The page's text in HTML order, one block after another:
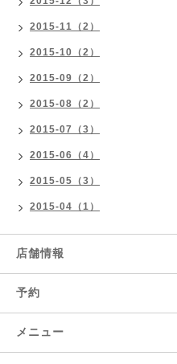
2015-11（2）
2015-10（2）
2015-09（2）
2015-08（2）
2015-07（3）
2015-06（4）
2015-05（3）
2015-04（1）
店舗情報
予約
メニュー